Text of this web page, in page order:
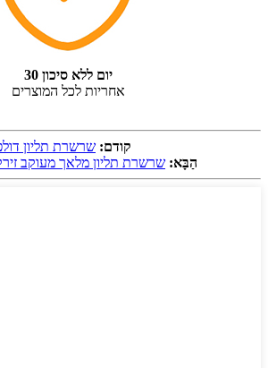
30 יום ללא סיכון
אחריות לכל המוצרים
קודם: שרשרת תליון
הַבָּא: שרשרת תליון מלאך מעוקב